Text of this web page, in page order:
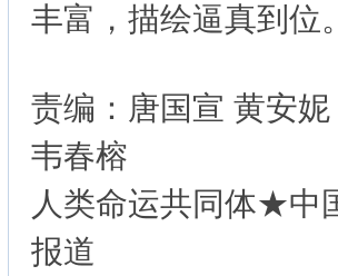
丰富，描绘逼真到位。
责编：唐国宣 黄安
韦春榕
人类命运共同体★中
报道